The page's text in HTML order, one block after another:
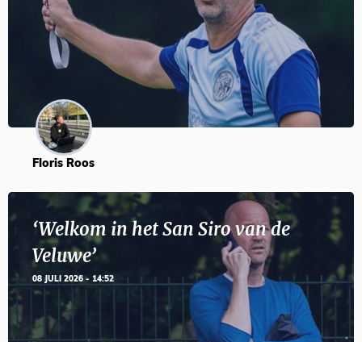
Floris Roos
‘Welkom in het San Siro van de
Veluwe’
08 JULI 2026 - 14:52